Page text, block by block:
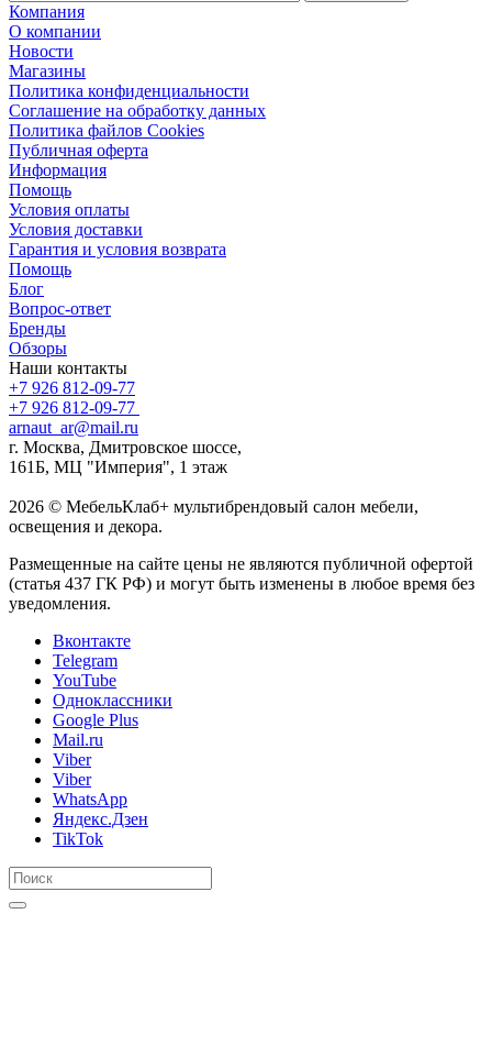
Компания
О компании
Новости
Магазины
Политика конфиденциальности
Соглашение на обработку данных
Политика файлов Cookies
Публичная оферта
Информация
Помощь
Условия оплаты
Условия доставки
Гарантия и условия возврата
Помощь
Блог
Вопрос-ответ
Бренды
Обзоры
Наши контакты
+7 926 812-09-77
+7 926 812-09-77
arnaut_ar@mail.ru
г. Москва, Дмитровское шоссе,
161Б, МЦ "Империя", 1 этаж
2026 © МебельКлаб+ мультибрендовый салон мебели,
освещения и декора.
Размещенные на сайте цены не являются публичной офертой
(статья 437 ГК РФ) и могут быть изменены в любое время без
уведомления.
Вконтакте
Telegram
YouTube
Одноклассники
Google Plus
Mail.ru
Viber
Viber
WhatsApp
Яндекс.Дзен
TikTok